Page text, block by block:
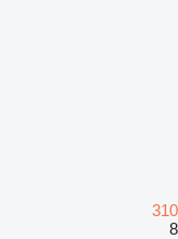
310
8